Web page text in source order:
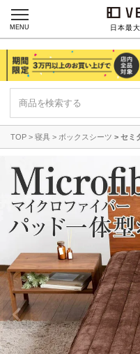
日本最
MENU
TOP 寝具 ボックスシーツ セミ